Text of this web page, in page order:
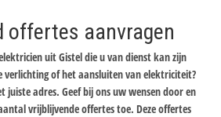
offertes aanvragen
uit Gistel die u van dienst kan zijn
verlichting of het aansluiten van elektriciteit?
juiste adres. Geef bij ons uw wensen door en
vrijblijvende offertes toe. Deze offertes